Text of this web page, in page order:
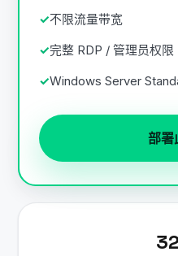
不限流量带宽
完整 RDP / 管理员权限
Windows Server
部署